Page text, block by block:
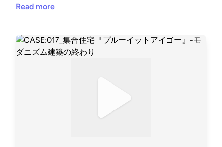
なさ、JIROのサッカーユニフォームの新提案、キー
りました。
Read more